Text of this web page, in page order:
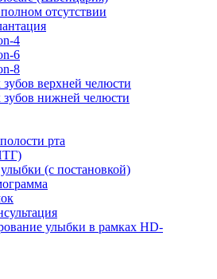
отсутствии
4
6
8
верхней челюсти
нижней челюсти
рта
(с постановкой)
улыбки в рамках HD-